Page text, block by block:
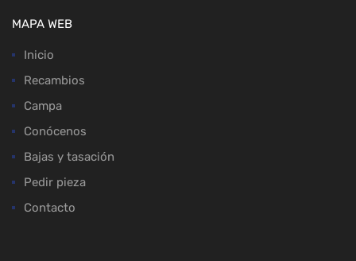
MAPA WEB
Inicio
Recambios
Campa
Conócenos
Bajas y tasación
Pedir pieza
Contacto